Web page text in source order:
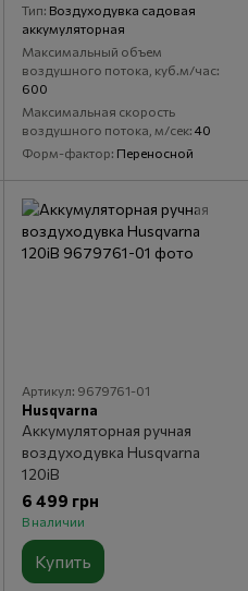
Тип Воздуходувка садовая
аккумуляторная
Максимальный объем
воздушного потока, куб.м/час
600
Максимальная скорость
воздушного потока, м/сек 40
Форм-фактор Переносной
Артикул: 9679761-01
Husqvarna
Аккумуляторная ручная
воздуходувка Husqvarna
120iB
6 499 грн
В наличии
Купить